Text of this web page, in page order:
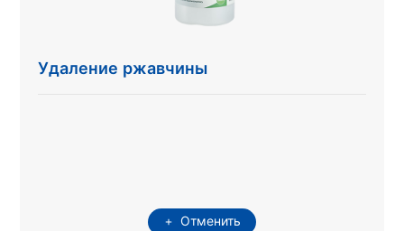
Удаление ржавчины
Отменить